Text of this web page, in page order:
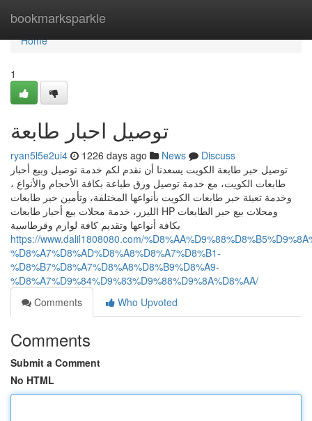
bookmarksparkle
Home
Home
1
توصيل احبار طابعة
ryan5l5e2ui4 1226 days ago News
Discuss
توصيل حبر طابعة الكويت يسعدنا أن نقدم لكم خدمة توصيل وبيع أحبار
طابعات الكويت، مع خدمة توصيل ورق طباعة بكافة الأحجام والأنواع ،
وخدمة تعبئة حبر طابعات الكويت بأنواعها المختلفة، وتأمين حبر طابعات
الليزر، خدمة محلات بيع أحبار طابعات HP ومحلات بيع حبر الطابعات
بكافة أنواعها وتقديم كافة لوازم وقرطاسية
https://www.dalil1808080.com/
%D8%A7%D8%AD%D8%A8%D8%A7%D8%B1-
%D8%B7%D8%A7%D8%A8%D8%B9%D8%A9-
%D8%A7%D9%84%D9%83%D9%88%D9%8A%D8%AA/
Comments
Who Upvoted
Comments
Submit a Comment
No HTML